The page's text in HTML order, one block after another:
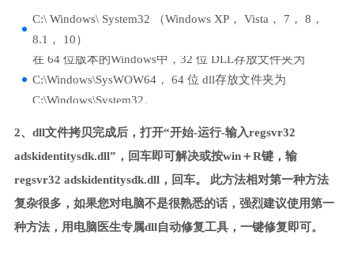
C:\ Windows\ System32 （Windows XP， Vista， 7， 8，
8.1， 10）
在 64 位版本的Windows中，32 位 DLL存放文件夹为
C:\Windows\SysWOW64， 64 位 dll存放文件夹为
C:\Windows\System32。
2、dll文件拷贝完成后，打开“开始-运行-输入regsvr32
adskidentitysdk.dll”，回车即可解决或按win＋R键，输
regsvr32 adskidentitysdk.dll，回车。 此方法相对第一种方法
复杂很多，如果您对电脑不是很熟悉的话，强烈建议使用第一
种方法，用电脑医生专属dll自动修复工具，一键修复即可。